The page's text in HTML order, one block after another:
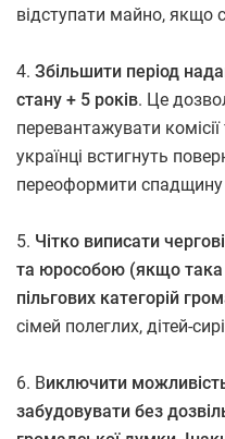
відступати майно, якщо
4. Збільшити період
стану + 5 років. Це
перевантажувати
українці встигнуть
переоформити
5. Чітко виписати
та юрособою (якщо така
пільгових категорій
сімей полеглих, дітей-
6. Виключити
забудовувати без